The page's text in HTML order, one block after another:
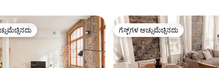
ಗೆಸ್ಟ್‌ಗಳ ಅಚ್ಚುಮೆಚ್ಚಿನದು
ಗೆಸ್ಟ್‌ಗಳ ಅಚ್ಚುಮೆಚ್ಚಿನದು